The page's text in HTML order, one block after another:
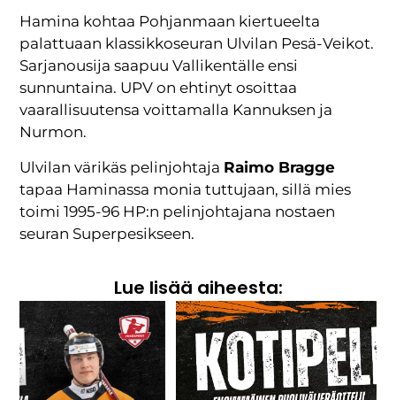
Hamina kohtaa Pohjanmaan kiertueelta
palattuaan klassikkoseuran Ulvilan Pesä-Veikot.
Sarjanousija saapuu Vallikentälle ensi
sunnuntaina. UPV on ehtinyt osoittaa
vaarallisuutensa voittamalla Kannuksen ja
Nurmon.
Ulvilan värikäs pelinjohtaja Raimo Bragge
tapaa Haminassa monia tuttujaan, sillä mies
toimi 1995-96 HP:n pelinjohtajana nostaen
seuran Superpesikseen.
Lue lisää aiheesta: